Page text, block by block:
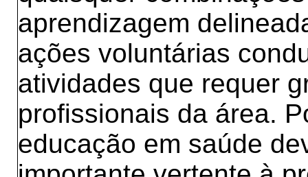
aprendizagem
ações voluntárias
atividades que requer
profissionais da área.
educação em saúde